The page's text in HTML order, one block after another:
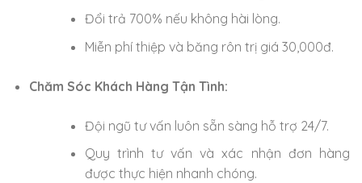
Đổi trả 700% nếu không hài lòng.
Miễn phí thiệp và băng rôn trị giá 30,000đ.
Chăm Sóc Khách Hàng Tận Tình:
Đội ngũ tư vấn luôn sẵn sàng hỗ trợ 24/7.
Quy trình tư vấn và xác nhận đơn hàng
được thực hiện nhanh chóng.